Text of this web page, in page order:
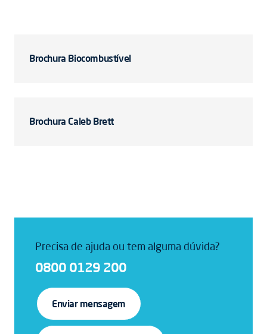
Brochura Biocombustível
Brochura Caleb Brett
Precisa de ajuda ou tem alguma dúvida?
0800 0129 200
Enviar mensagem